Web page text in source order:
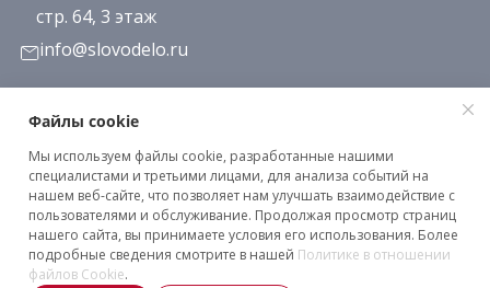
стр. 64, 3 этаж
info@slovodelo.ru
Заказать звонок
Подписаться на рассылку
Клиентское соглашение
Политика конфиденциальности
Файлы cookie
Мы используем файлы cookie, разработанные нашими
специалистами и третьими лицами, для анализа событий на
нашем веб-сайте, что позволяет нам улучшать взаимодействие с
пользователями и обслуживание. Продолжая просмотр страниц
нашего сайта, вы принимаете условия его использования. Более
подробные сведения смотрите в нашей Политике в отношении
файлов Cookie.